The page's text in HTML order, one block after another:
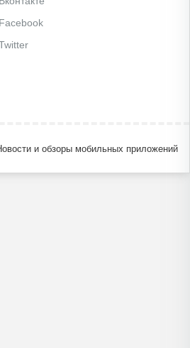
Facebook
и обзоры мобильных приложений